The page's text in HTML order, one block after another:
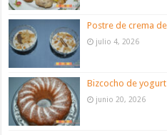
Postre de crema
julio 4, 2026
Bizcocho de
junio 20, 2026